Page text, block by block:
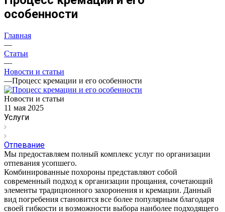
особенности
Главная
—
Статьи
—
Новости и статьи
—Процесс кремации и его особенности
Новости и статьи
11 мая 2025
Услуги
Отпевание
Мы предоставляем полный комплекс услуг по организации
отпевания усопшего.
Комбинированные похороны представляют собой
современный подход к организации прощания, сочетающий
элементы традиционного захоронения и кремации. Данный
вид погребения становится все более популярным благодаря
своей гибкости и возможности выбора наиболее подходящего